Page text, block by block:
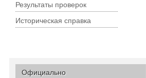
Результаты проверок
Историческая справка
Официально